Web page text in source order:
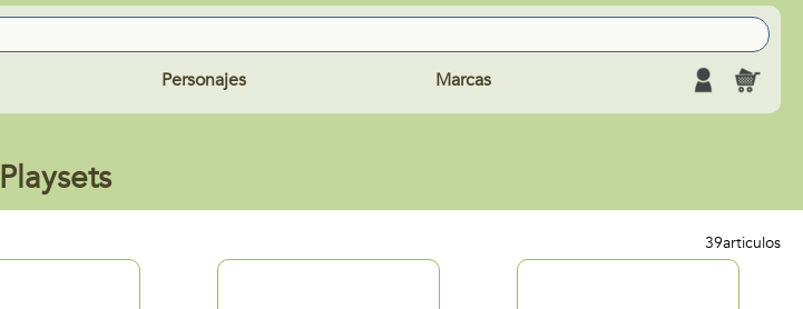
Personajes Marcas
Playsets
39articulos